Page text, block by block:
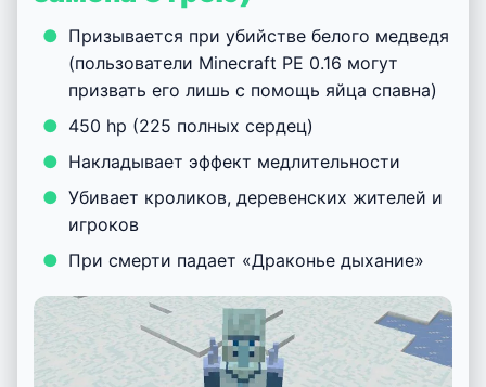
Призывается при убийстве белого медведя
(пользователи Minecraft PE 0.16 могут
призвать его лишь с помощь яйца спавна)
450 hp (225 полных сердец)
Накладывает эффект медлительности
Убивает кроликов, деревенских жителей и
игроков
При смерти падает «Драконье дыхание»